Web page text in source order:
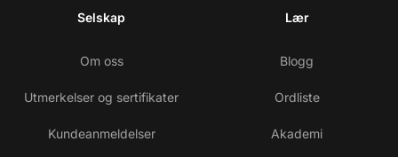
Selskap
Om oss
Utmerkelser og sertifikater
Kundeanmeldelser
Lær
Blogg
Ordliste
Akademi